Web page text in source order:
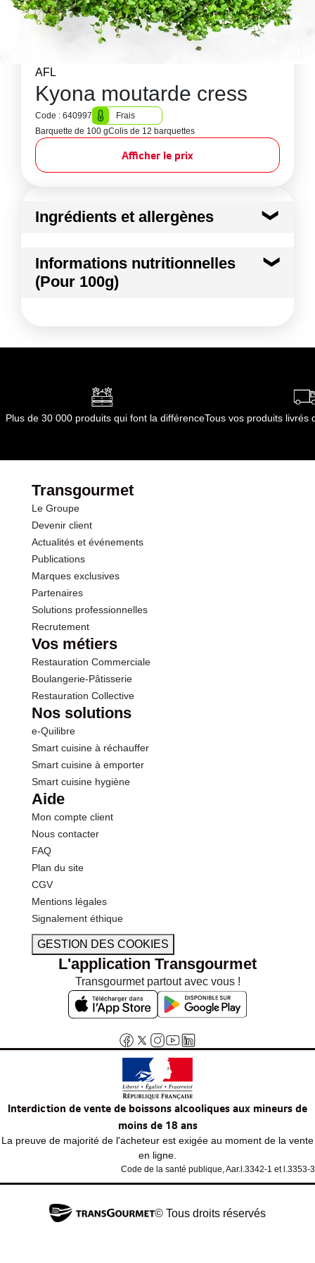
AFL
Kyona moutarde cress
Code : 640997
Frais
Barquette de 100 gColis de 12 barquettes
Afficher le prix
Ingrédients et allergènes
Kyona Moutarde Cress
Conformément aux informations transmises
Informations nutritionnelles
(Pour 100g)
Kilojoules 75 kj
dont Acides gras saturés 0.00 g
dont Sucres
Fibres
Protéines
Sel
Plus de 30 000 produits qui font la différenceTous vos produits livrés
Transgourmet
Le Groupe
Devenir client
Actualités et événements
Publications
Marques exclusives
Partenaires
Solutions professionnelles
Recrutement
Vos métiers
Restauration Commerciale
Boulangerie-Pâtisserie
Restauration Collective
Nos solutions
e-Quilibre
Smart cuisine à réchauffer
Smart cuisine à emporter
Smart cuisine hygiène
Aide
Mon compte client
Nous contacter
FAQ
Plan du site
CGV
Mentions légales
Signalement éthique
GESTION DES COOKIES
L'application Transgourmet
Transgourmet partout avec vous !
Interdiction de vente de boissons alcooliques aux mineurs de
moins de 18 ans
La preuve de majorité de l'acheteur est exigée au moment de la vente
en ligne.
Code de la santé publique, Aar.l.3342-1 et l.3353-3
© Tous droits réservés